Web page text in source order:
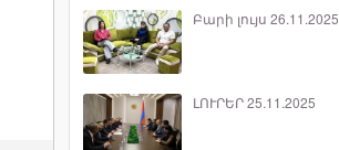
Բարի լույս 26.11.2025
ԼՈՒՐԵՐ 25.11.2025